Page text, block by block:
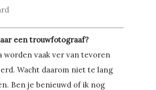
een trouwfotograaf?
worden vaak ver van tevoren
Wacht daarom niet te lang
Ben je benieuwd of ik nog